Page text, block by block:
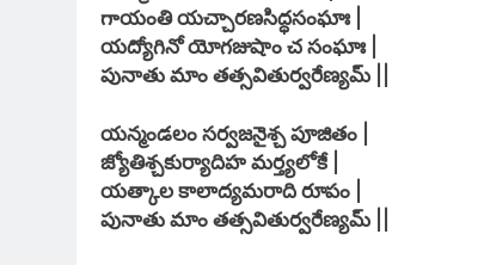
గాయంతి యచ్చారణసిద్ధసంఘాః |
యద్యోగినో యోగజుషాం చ సంఘాః |
పునాతు మాం తత్సవితుర్వరేణ్యమ్ ||
యన్మండలం సర్వజనైశ్చ పూజితం |
జ్యోతిశ్చకుర్యాదిహ మర్త్యలోకే |
యత్కాల కాలాద్యమరాది రూపం |
పునాతు మాం తత్సవితుర్వరేణ్యమ్ ||